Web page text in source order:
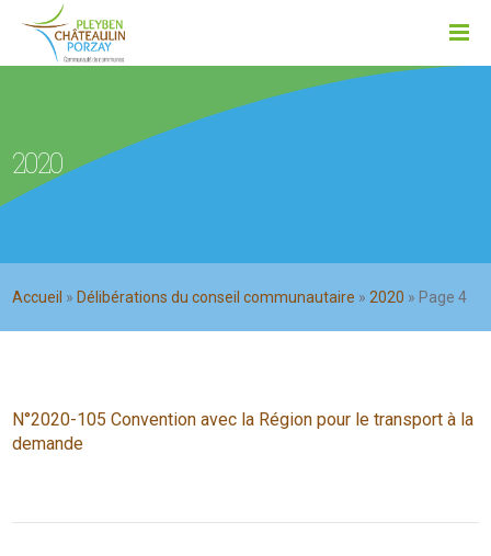
2020
Accueil » Délibérations du conseil communautaire »2020 » Page 4
N°2020-105 Convention avec la Région pour le transport à la
demande